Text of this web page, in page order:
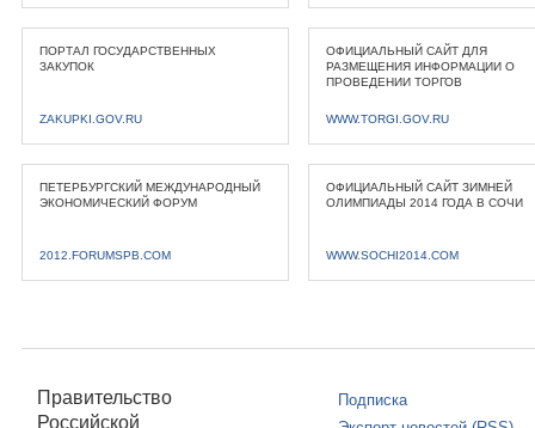
ПОРТАЛ ГОСУДАРСТВЕННЫХ
ЗАКУПОК
ZAKUPKI.GOV.RU
ОФИЦИАЛЬНЫЙ САЙТ ДЛЯ
РАЗМЕЩЕНИЯ ИНФОРМАЦИИ О
ПРОВЕДЕНИИ ТОРГОВ
WWW.TORGI.GOV.RU
ПЕТЕРБУРГСКИЙ МЕЖДУНАРОДНЫЙ
ЭКОНОМИЧЕСКИЙ ФОРУМ
2012.FORUMSPB.COM
ОФИЦИАЛЬНЫЙ САЙТ ЗИМНЕЙ
ОЛИМПИАДЫ 2014 ГОДА В СОЧИ
WWW.SOCHI2014.COM
Правительство
Российской
Подписка